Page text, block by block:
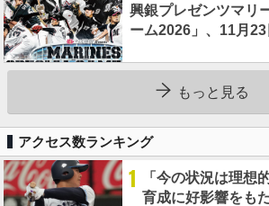
興銀プレゼンツマリ
ーム2026」、11月
もっと見る
アクセス数ランキング
1
「今の状況は理想
育成に好影響をも